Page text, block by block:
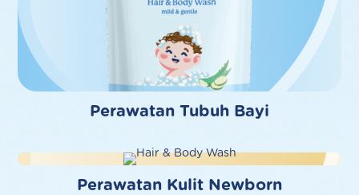
Perawatan Tubuh Bayi
Perawatan Kulit Newborn